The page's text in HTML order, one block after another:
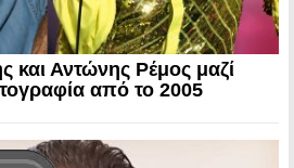
και Αντώνης Ρέμος μαζί
από το 2005